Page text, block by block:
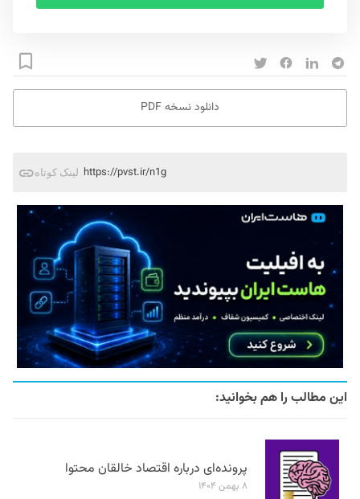
دانلود نسخه PDF
لینک کوتاه https://pvst.ir/n1g
این مطالب را هم بخوانید:
پرونده‌ای درباره اقتصاد خالقان محتوا
۸ بهمن ۱۴۰۴